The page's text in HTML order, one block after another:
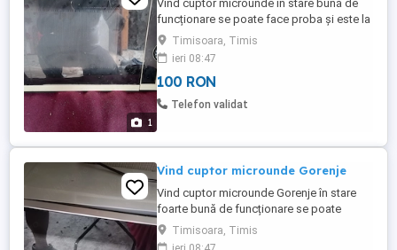
1
Vind cuptor microunde în stare bună de
funcționare se poate face proba și este la
casă în zona lipovei Timișoara
Timisoara, Timis
ieri 08:47
100 RON
Telefon validat
Vind cuptor microunde Gorenje
Vind cuptor microunde Gorenje în stare
foarte bună de funcționare se poate
proba și este la casă ptr detalii sunați la
telefon, vă mulțumesc
Timisoara, Timis